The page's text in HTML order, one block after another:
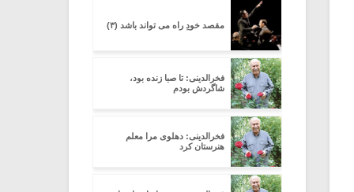
مقصد خودِ راه می تواند باشد (۳)
فخرالدینی: تا صبا زنده بود،
شاگردش بودم
فخرالدینی: دهلوی مرا معلم
هنرستان کرد